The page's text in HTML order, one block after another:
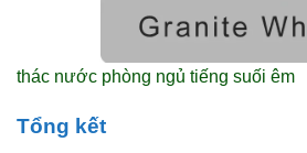
thác nước phòng ngủ tiếng suối êm
Tổng kết